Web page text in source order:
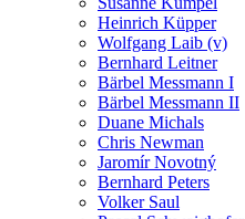
Heinrich Küpper
Wolfgang Laib (v)
Bernhard Leitner
Bärbel Messmann I
Bärbel Messmann II
Duane Michals
Chris Newman
Jaromír Novotný
Bernhard Peters
Volker Saul